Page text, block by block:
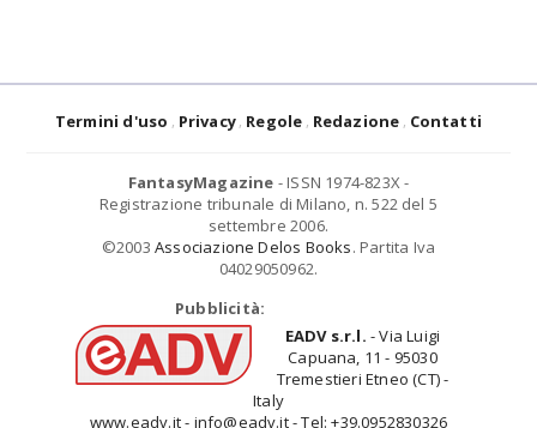
Termini d'uso Privacy Regole Redazione Contatti
FantasyMagazine - ISSN 1974-823X -
Registrazione tribunale di Milano, n. 522 del 5
settembre 2006.
©2003 Associazione Delos Books. Partita Iva
04029050962.
Pubblicità:
EADV s.r.l. - Via Luigi
Capuana, 11 - 95030
Tremestieri Etneo (CT) -
Italy
www.eadv.it - info@eadv.it - Tel: +39.0952830326